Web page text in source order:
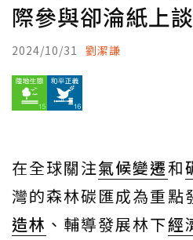
際參與卻淪紙上
2024/10/31 劉潔謙
在全球關注氣候變遷和
灣的森林碳匯成為重點
造林 、輔導發展林下經